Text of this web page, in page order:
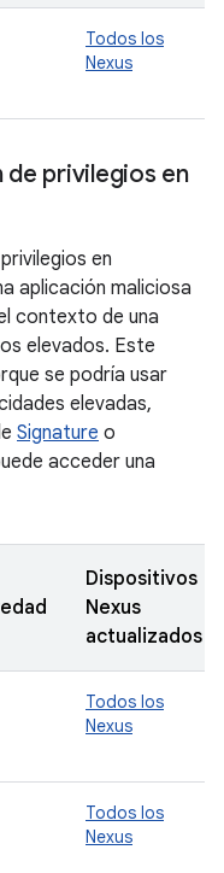
Todos los
Nexus
de privilegios en
en
aplicación maliciosa
contexto de una
elevados. Este
se podría usar
elevadas,
Signature o
acceder una
Dispositivos
Nexus
actualizados
Todos los
Nexus
Todos los
Nexus